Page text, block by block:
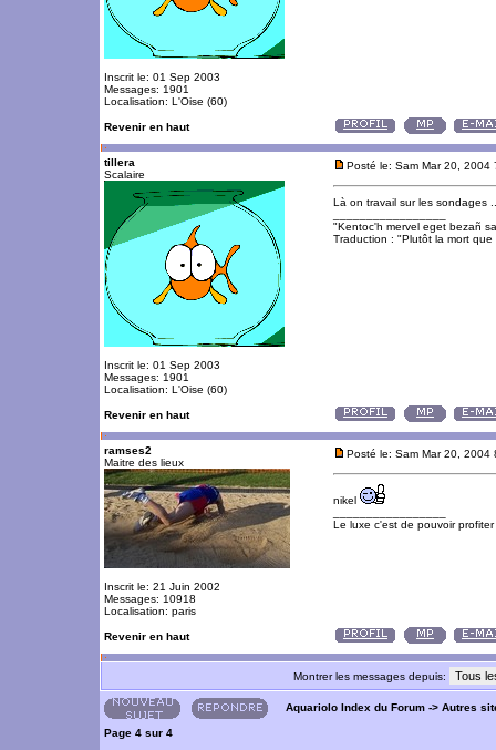
Inscrit le: 01 Sep 2003
Messages: 1901
Localisation: L'Oise (60)
Revenir en haut
tillera
Scalaire
Inscrit le: 01 Sep 2003
Messages: 1901
Localisation: L'Oise (60)
Posté le: Sam Mar 20, 2004
Là on travail sur les sondages
"Kentoc'h mervel eget bezañ
Traduction : "Plutôt la mort que
Revenir en haut
ramses2
Maitre des lieux
Inscrit le: 21 Juin 2002
Messages: 10918
Localisation: paris
Posté le: Sam Mar 20, 2004
nikel
Le luxe c'est de pouvoir
Revenir en haut
Montrer les messages depuis:
Aquariolo Index du Forum -> Autres
Page 4 sur 4